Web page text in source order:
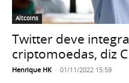
Altcoins
Twitter deve
criptomoedas, diz
Henrique HK - 01/11/2022 15:59